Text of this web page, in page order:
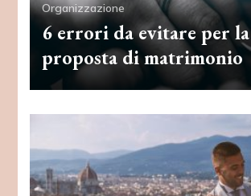
Organizzazione
6 errori da evitare per la
proposta di matrimonio